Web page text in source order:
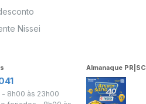
Nissei
- 8h00 às 23h00
Almanaque PR|SC